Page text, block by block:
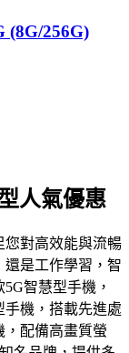
(8G/256G)
人氣優惠
您對高效能與流暢
是工作學習，智
智慧型手機，
機，搭載先進處
，配備高畫質螢